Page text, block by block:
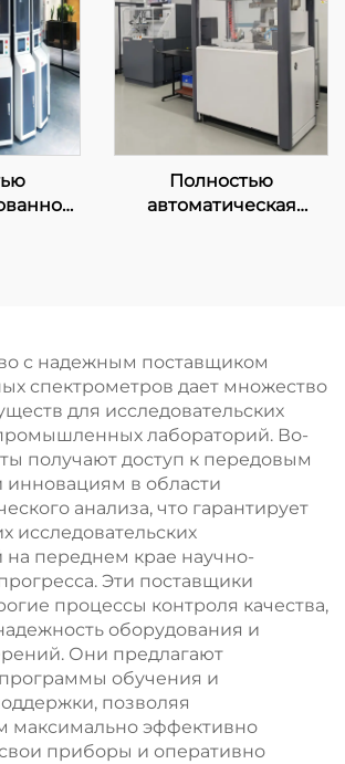
Полностью
автоматическая
с надежным поставщиком
спектрометров дает множество
для исследовательских
лабораторий. Во-
получают доступ к передовым
инновациям в области
анализа, что гарантирует
исследовательских
на переднем крае научно-
Эти поставщики
процессы контроля качества,
оборудования и
Они предлагают
обучения и
позволяя
максимально эффективно
приборы и оперативно